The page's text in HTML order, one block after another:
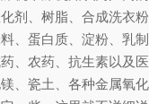
剂、树脂、合成洗衣
、蛋白质、淀粉、乳
、农药、抗生素以及医
、瓷土、各种金属氧化